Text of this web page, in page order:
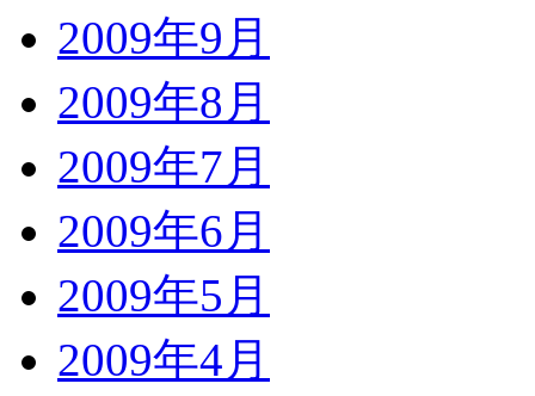
2009年9月
2009年8月
2009年7月
2009年6月
2009年5月
2009年4月